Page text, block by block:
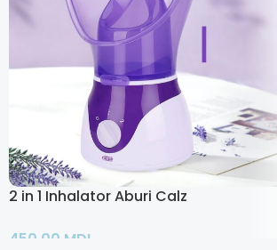
2 in 1 Inhalator Aburi Calzi si Sauna
450,00 MDL